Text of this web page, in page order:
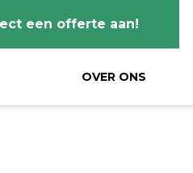
een offerte aan!
OVER ONS